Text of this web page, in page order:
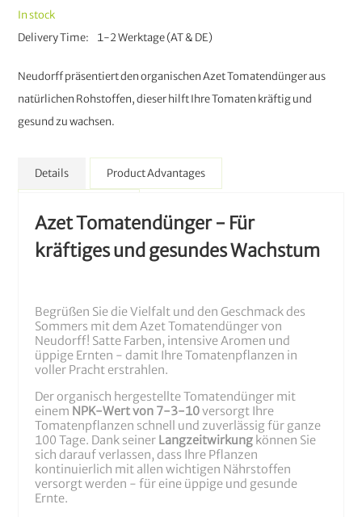
Neudorff präsentiert den organischen Azet Tomatendünger aus
natürlichen Rohstoffen, dieser hilft Ihre Tomaten kräftig und
gesund zu wachsen.
In stock
Delivery Time
1-2 Werktage (AT & DE)
Details
Azet Tomatendünger - Für
kräftiges und gesundes Wachstum
Begrüßen Sie die Vielfalt und den Geschmack des
Sommers mit dem Azet Tomatendünger von
Neudorff! Satte Farben, intensive Aromen und
üppige Ernten - damit Ihre Tomatenpflanzen in
voller Pracht erstrahlen.
Der organisch hergestellte Tomatendünger mit
einem NPK-Wert von 7-3-10versorgt Ihre
Tomatenpflanzen schnell und zuverlässig für ganze
100 Tage. Dank seiner Langzeitwirkung können Sie
sich darauf verlassen, dass Ihre Pflanzen
kontinuierlich mit allen wichtigen Nährstoffen
versorgt werden - für eine üppige und gesunde
Ernte.
Product Advantages